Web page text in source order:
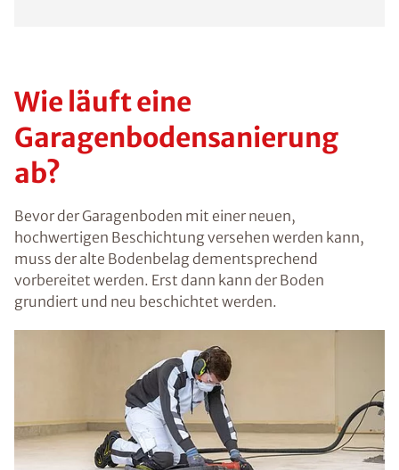
Wie läuft eine
Garagenbodensanierung
ab?
Bevor der Garagenboden mit einer neuen,
hochwertigen Beschichtung versehen werden kann,
muss der alte Bodenbelag dementsprechend
vorbereitet werden. Erst dann kann der Boden
grundiert und neu beschichtet werden.